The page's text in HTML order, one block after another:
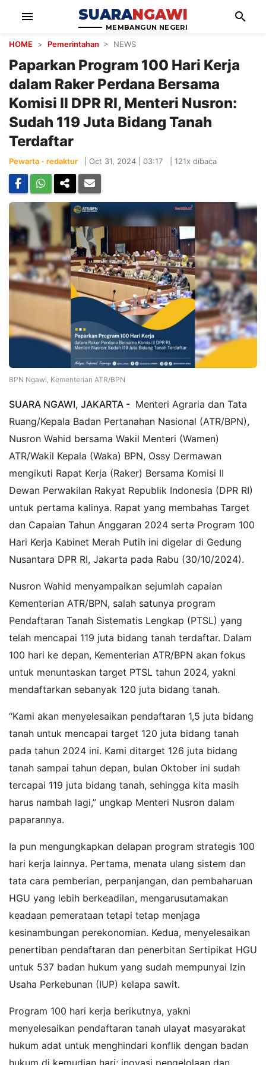
menu SUARANGAWI
MEMBANGUN NEGERI
search
HOME > Pemerintahan > NEWS
Paparkan Program 100 Hari Kerja
dalam Raker Perdana Bersama
Komisi II DPR RI, Menteri Nusron:
Sudah 119 Juta Bidang Tanah
Terdaftar
Pewarta - redaktur Oct 31, 2024 | 03:17 121x dibaca
BPN Ngawi, Kementerian ATR/BPN
SUARA NGAWI, JAKARTA - Menteri Agraria dan Tata
Ruang/Kepala Badan Pertanahan Nasional (ATR/BPN),
Nusron Wahid bersama Wakil Menteri (Wamen)
ATR/Wakil Kepala (Waka) BPN, Ossy Dermawan
mengikuti Rapat Kerja (Raker) Bersama Komisi II
Dewan Perwakilan Rakyat Republik Indonesia (DPR RI)
untuk pertama kalinya. Rapat yang membahas Target
dan Capaian Tahun Anggaran 2024 serta Program 100
Hari Kerja Kabinet Merah Putih ini digelar di Gedung
Nusantara DPR RI, Jakarta pada Rabu (30/10/2024).
Nusron Wahid menyampaikan sejumlah capaian
Kementerian ATR/BPN, salah satunya program
Pendaftaran Tanah Sistematis Lengkap (PTSL) yang
telah mencapai 119 juta bidang tanah terdaftar. Dalam
100 hari ke depan, Kementerian ATR/BPN akan fokus
untuk menuntaskan target PTSL tahun 2024, yakni
mendaftarkan sebanyak 120 juta bidang tanah.
“Kami akan menyelesaikan pendaftaran 1,5 juta bidang
tanah untuk mencapai target 120 juta bidang tanah
pada tahun 2024 ini. Kami ditarget 126 juta bidang
tanah sampai tahun depan, bulan Oktober ini sudah
tercapai 119 juta bidang tanah, sehingga kita masih
harus nambah lagi,” ungkap Menteri Nusron dalam
paparannya.
Ia pun mengungkapkan delapan program strategis 100
hari kerja lainnya. Pertama, menata ulang sistem dan
tata cara pemberian, perpanjangan, dan pembaharuan
HGU yang lebih berkeadilan, mengarusutamakan
keadaan pemerataan tetapi tetap menjaga
kesinambungan perekonomian. Kedua, menyelesaikan
penertiban pendaftaran dan penerbitan Sertipikat HGU
untuk 537 badan hukum yang sudah mempunyai Izin
Usaha Perkebunan (IUP) kelapa sawit.
Program 100 hari kerja berikutnya, yakni
menyelesaikan pendaftaran tanah ulayat masyarakat
hukum adat untuk menghindari konflik dengan badan
hukum di kemudian hari; inovasi pengelolaan dan